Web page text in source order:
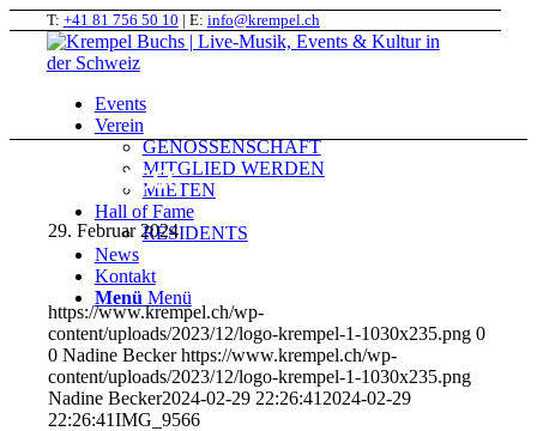
T: +41 81 756 50 10 | E: info@krempel.ch
Events
Verein
GENOSSENSCHAFT
MITGLIED WERDEN
MIETEN
Hall of Fame
RESIDENTS
News
Kontakt
Menü Menü
IMG_9566
29. Februar 2024
https://www.krempel.ch/wp-
content/uploads/2023/12/logo-krempel-1-1030x235.png 0
0 Nadine Becker https://www.krempel.ch/wp-
content/uploads/2023/12/logo-krempel-1-1030x235.png
Nadine Becker2024-02-29 22:26:41 2024-02-29
22:26:41IMG_9566